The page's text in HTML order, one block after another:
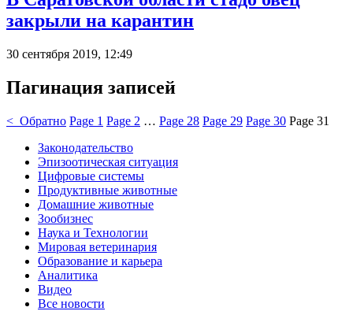
закрыли на карантин
30 сентября 2019, 12:49
Пагинация записей
< Обратно Page 1 Page 2 … Page 28 Page 29 Page 30 Page 31
Законодательство
Эпизоотическая ситуация
Цифровые системы
Продуктивные животные
Домашние животные
Зообизнес
Наука и Технологии
Мировая ветеринария
Образование и карьера
Аналитика
Видео
Все новости